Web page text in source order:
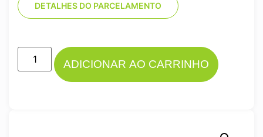
DETALHES DO PARCELAMENTO
ADICIONAR AO CARRINHO